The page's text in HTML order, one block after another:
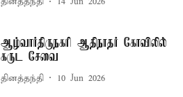
ஆழ்வார்திருநகரி ஆதிநாதர் கோவிலில்
கருட சேவை
தினத்தந்தி 10 Jun 2026